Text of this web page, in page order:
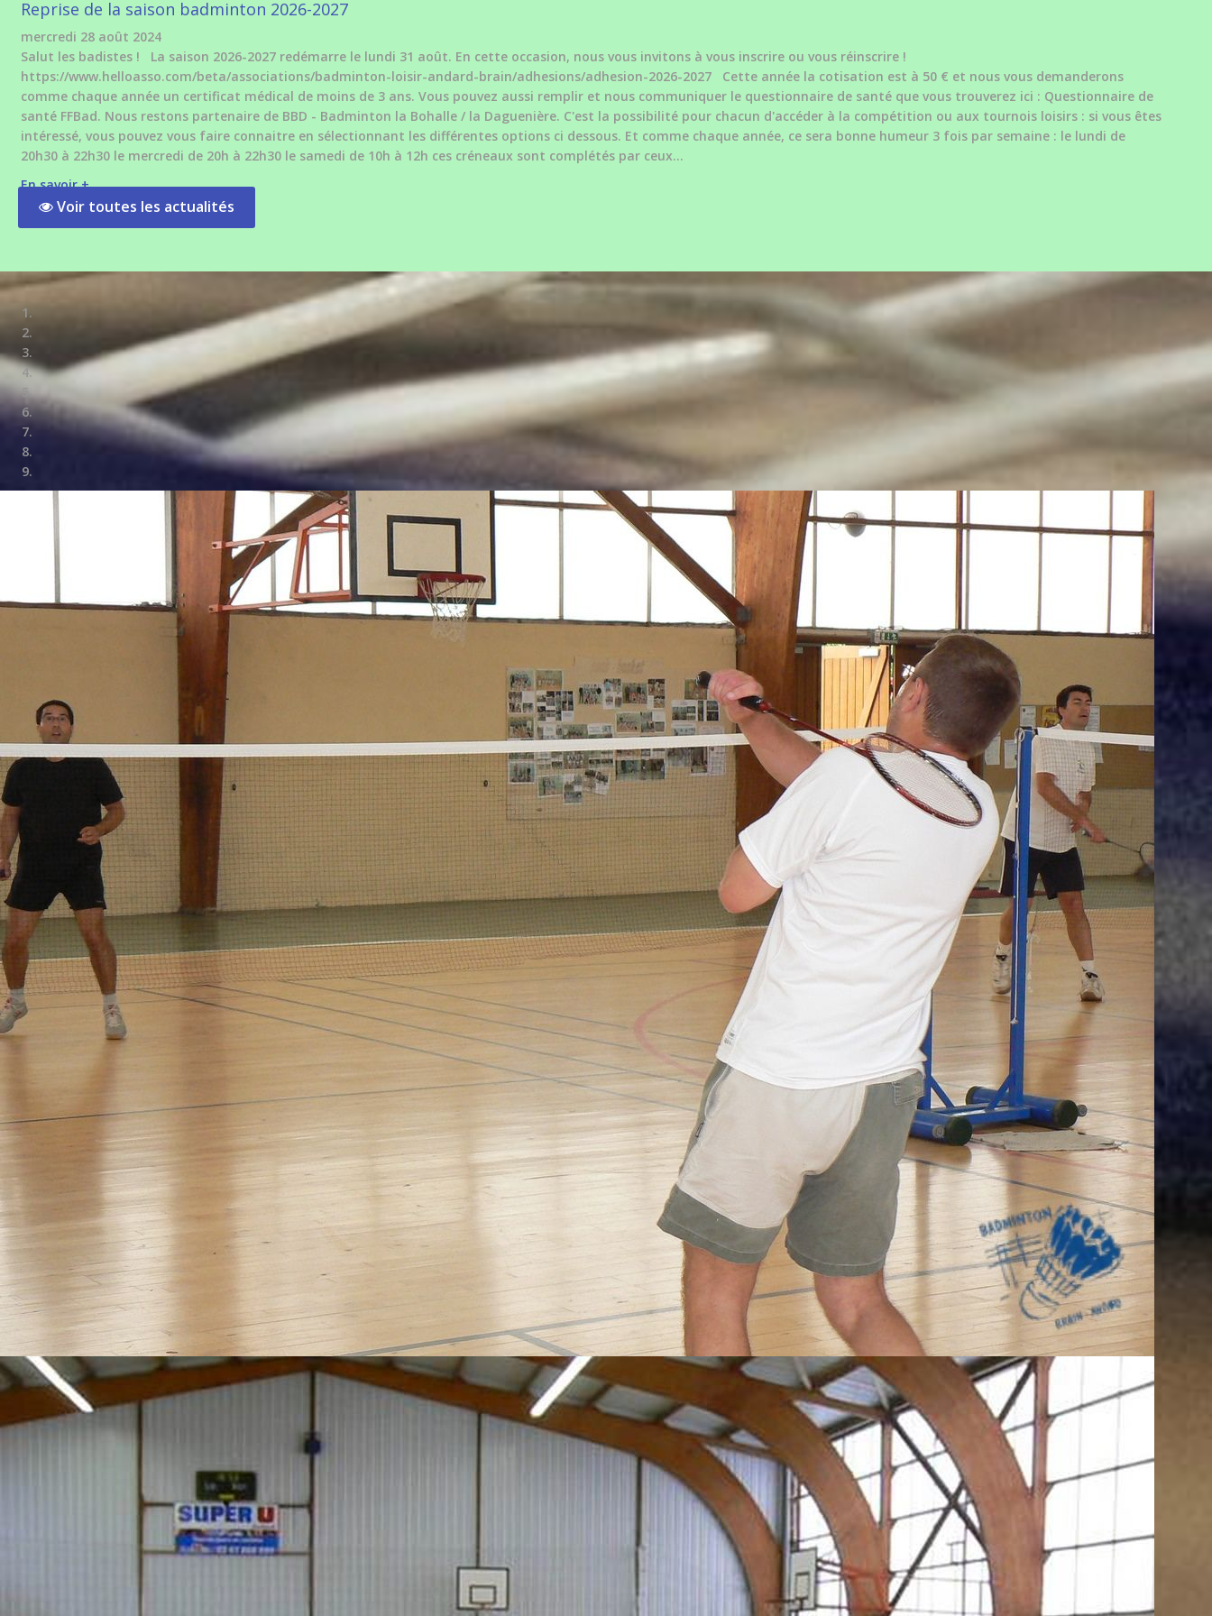
Reprise de la saison badminton 2026-2027
mercredi 28 août 2024
Salut les badistes ! La saison 2026-2027 redémarre le lundi 31 août. En cette occasion, nous vous invitons à vous inscrire ou vous réinscrire !
https://www.helloasso.com/beta/associations/badminton-loisir-andard-brain/adhesions/adhesion-2026-2027 Cette année la cotisation est à 50 € et nous vous demanderons
comme chaque année un certificat médical de moins de 3 ans. Vous pouvez aussi remplir et nous communiquer le questionnaire de santé que vous trouverez ici : Questionnaire de
santé FFBad. Nous restons partenaire de BBD - Badminton la Bohalle / la Daguenière. C'est la possibilité pour chacun d'accéder à la compétition ou aux tournois loisirs : si vous êtes
intéressé, vous pouvez vous faire connaitre en sélectionnant les différentes options ci dessous. Et comme chaque année, ce sera bonne humeur 3 fois par semaine : le lundi de
20h30 à 22h30 le mercredi de 20h à 22h30 le samedi de 10h à 12h ces créneaux sont complétés par ceux...
En savoir +
Voir toutes les actualités